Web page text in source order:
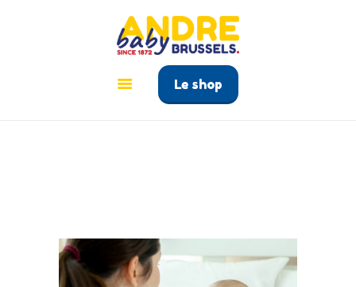
Le shop
ANDRÉ BABY BRUSSELS
Le tout pour bébé à Bruxelles
ACCUEIL